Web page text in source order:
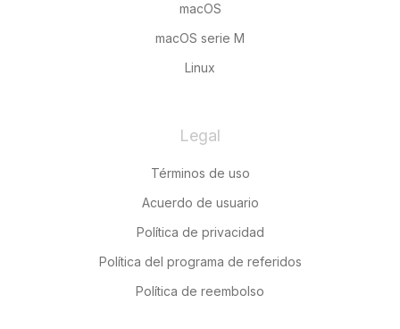
macOS
macOS serie M
Linux
Legal
Términos de uso
Acuerdo de usuario
Política de privacidad
Política del programa de referidos
Política de reembolso